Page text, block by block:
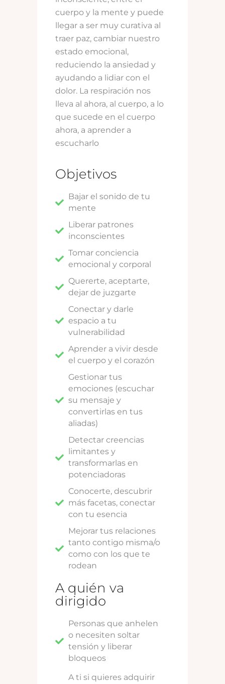
cuerpo y la mente y puede
llegar a ser muy curativa al
traer paz, cambiar nuestro
estado emocional,
reduciendo la ansiedad y
ayudando a lidiar con el
dolor. La respiración nos
lleva al ahora, al cuerpo, a lo
que sucede en el cuerpo
ahora, a aprender a
escucharlo
Objetivos
Bajar el sonido de tu
mente
Liberar patrones
inconscientes
Tomar conciencia
emocional y corporal
Quererte, aceptarte,
dejar de juzgarte
Conectar y darle
espacio a tu
vulnerabilidad
Aprender a vivir desde
el cuerpo y el corazón
Gestionar tus
emociones (escuchar
su mensaje y
convertirlas en tus
aliadas)
Detectar creencias
limitantes y
transformarlas en
potenciadoras
Conocerte, descubrir
más facetas, conectar
con tu esencia
Mejorar tus relaciones
tanto contigo misma/o
como con los que te
rodean
A quién va
dirigido
Personas que anhelen
o necesiten soltar
tensión y liberar
bloqueos
A ti si quieres adquirir